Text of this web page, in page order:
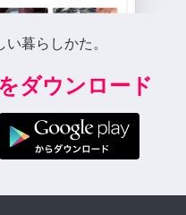
暮らしかた。
ダウンロード